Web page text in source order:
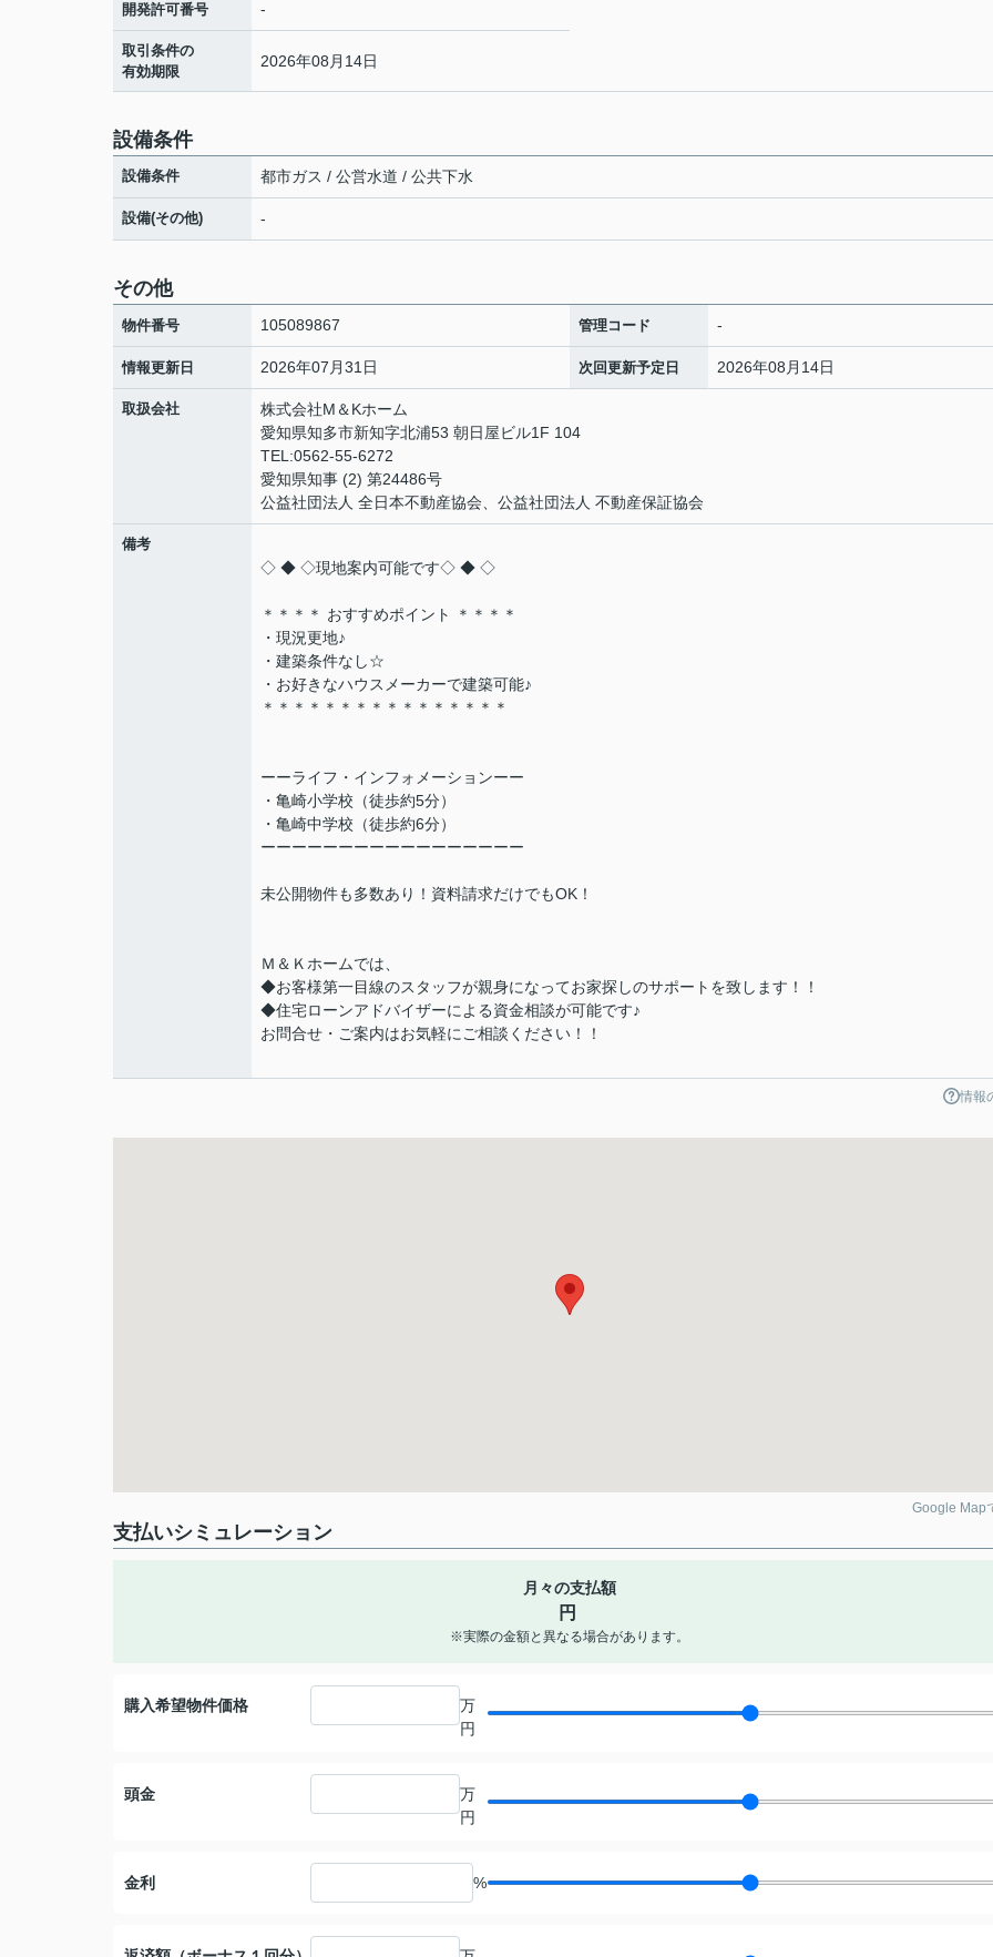
開発許可番号 -
取引条件の
有効期限
2026年08月14日
設備条件
設備条件 都市ガス / 公営水道 / 公共下水
設備(その他) -
その他
物件番号 105089867 管理コード -
情報更新日 2026年07月31日 次回更新予定日 2026年08月14日
取扱会社
株式会社M＆Kホーム
愛知県知多市新知字北浦53 朝日屋ビル1F 104
TEL:0562-55-6272
愛知県知事 (2) 第24486号
公益社団法人 全日本不動産協会、公益社団法人 不動産保証協会
備考
◇ ◆ ◇現地案内可能です◇ ◆ ◇
＊＊＊＊ おすすめポイント ＊＊＊＊
・現況更地♪
・建築条件なし☆
・お好きなハウスメーカーで建築可能♪
＊＊＊＊＊＊＊＊＊＊＊＊＊＊＊＊
ーーライフ・インフォメーションーー
・亀崎小学校（徒歩約5分）
・亀崎中学校（徒歩約6分）
ーーーーーーーーーーーーーーーーー
未公開物件も多数あり！資料請求だけでもOK！
Ｍ＆Ｋホームでは、
◆お客様第一目線のスタッフが親身になってお家探しのサポートを致します！！
◆住宅ローンアドバイザーによる資金相談が可能です♪
お問合せ・ご案内はお気軽にご相談ください！！
情報
Google Map
支払いシミュレーション
月々の支払額
円
※実際の金額と異なる場合があります。
購入希望物件価格
万
円
頭金
万
円
金利 %